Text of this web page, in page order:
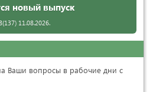
новый выпуск
11.08.2026.
Ваши вопросы в рабочие дни с